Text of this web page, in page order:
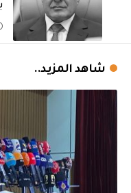
شاهد المزيد..